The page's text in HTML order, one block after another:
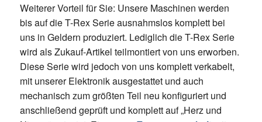
Weiterer Vorteil für Sie: Unsere Maschinen werden
bis auf die T-Rex Serie ausnahmslos komplett bei
uns in Geldern produziert. Lediglich die T-Rex Serie
wird als Zukauf-Artikel teilmontiert von uns erworben.
Diese Serie wird jedoch von uns komplett verkabelt,
mit unserer Elektronik ausgestattet und auch
mechanisch zum größten Teil neu konfiguriert und
anschließend geprüft und komplett auf „Herz und